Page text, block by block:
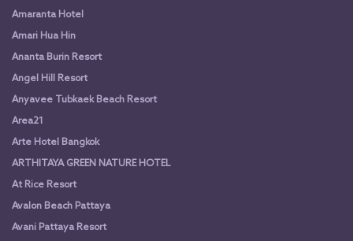
Amaranta Hotel
Amari Hua Hin
Ananta Burin Resort
Angel Hill Resort
Anyavee Tubkaek Beach Resort
Area21
Arte Hotel Bangkok
ARTHITAYA GREEN NATURE HOTEL
At Rice Resort
Avalon Beach Pattaya
Avani Pattaya Resort